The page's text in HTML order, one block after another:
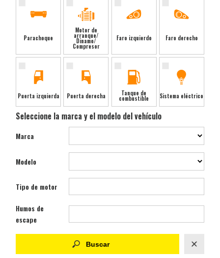
Parachoque
Motor de
arranque/
Dinamo/
Compresor
Faro izquierdo Faro derecho
Puerta izquierda Puerta derecha Tanque de
combustible Sistema eléctrico
Seleccione la marca y el modelo del vehículo
Marca
Modelo
Tipo de motor
Humos de
escape